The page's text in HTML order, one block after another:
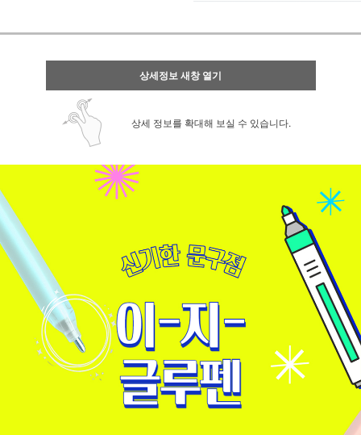
상세정보 새창 열기
상세 정보를 확대해 보실 수 있습니다.